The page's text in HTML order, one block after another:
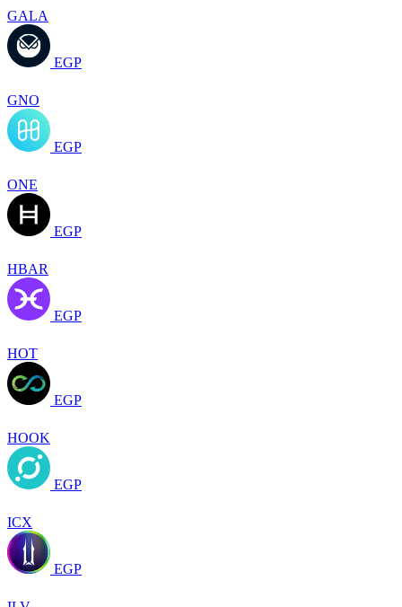
GALA
EGP
GNO
EGP
ONE
EGP
HBAR
EGP
HOT
EGP
HOOK
EGP
ICX
EGP